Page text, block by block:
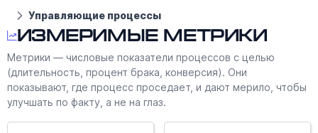
Управляющие процессы
Измеримые метрики
Метрики — числовые показатели процессов с целью
(длительность, процент брака, конверсия). Они
показывают, где процесс проседает, и дают мерило, чтобы
улучшать по факту, а не на глаз.